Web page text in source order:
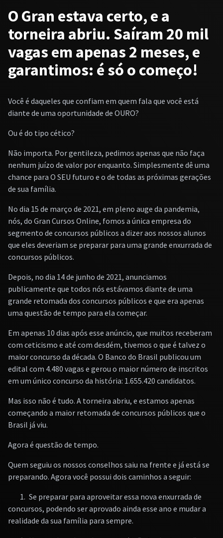
O Gran estava certo, e a
torneira abriu. Saíram 20 mil
vagas em apenas 2 meses, e
garantimos: é só o começo!
Você é daqueles que confiam em quem fala que você está
diante de uma oportunidade de OURO?
Ou é do tipo cético?
Não importa. Por gentileza, pedimos apenas que não faça
nenhum juízo de valor por enquanto. Simplesmente dê uma
chance para O SEU futuro e o de todas as próximas gerações
de sua família.
No dia 15 de março de 2021, em pleno auge da pandemia,
nós, do Gran Cursos Online, fomos a única empresa do
segmento de concursos públicos a dizer aos nossos alunos
que eles deveriam se preparar para uma grande enxurrada de
concursos públicos.
Depois, no dia 14 de junho de 2021, anunciamos
publicamente que todos nós estávamos diante de uma
grande retomada dos concursos públicos e que era apenas
uma questão de tempo para ela começar.
Em apenas 10 dias após esse anúncio, que muitos receberam
com ceticismo e até com desdém, tivemos o que é talvez o
maior concurso da década. O Banco do Brasil publicou um
edital com 4.480 vagas e gerou o maior número de inscritos
em um único concurso da história: 1.655.420 candidatos.
Mas isso não é tudo. A torneira abriu, e estamos apenas
começando a maior retomada de concursos públicos que o
Brasil já viu.
Agora é questão de tempo.
Quem seguiu os nossos conselhos saiu na frente e já está se
preparando. Agora você possui dois caminhos a seguir:
1. Se preparar para aproveitar essa nova enxurrada de
concursos, podendo ser aprovado ainda esse ano e mudar a
realidade da sua família para sempre.